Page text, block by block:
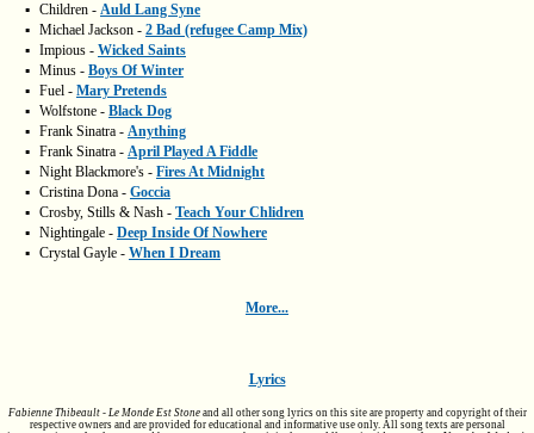
▪ Children - Auld Lang Syne
▪ Michael Jackson - 2 Bad (refugee Camp Mix)
▪ Impious - Wicked Saints
▪ Minus - Boys Of Winter
▪ Fuel - Mary Pretends
▪ Wolfstone - Black Dog
▪ Frank Sinatra - Anything
▪ Frank Sinatra - April Played A Fiddle
▪ Night Blackmore's - Fires At Midnight
▪ Cristina Dona - Goccia
▪ Crosby, Stills & Nash - Teach Your Chlidren
▪ Nightingale - Deep Inside Of Nowhere
▪ Crystal Gayle - When I Dream
More...
Lyrics
Fabienne Thibeault - Le Monde Est Stoneand all other song lyrics on this site are property and copyright of their
respective owners and are provided for educational and informative use only. All song texts are personal